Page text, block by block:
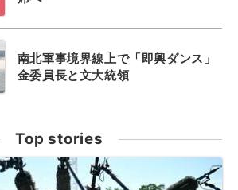
南北軍事境界線上で「即興ダンス」
金委員長と文大統領
Top stories